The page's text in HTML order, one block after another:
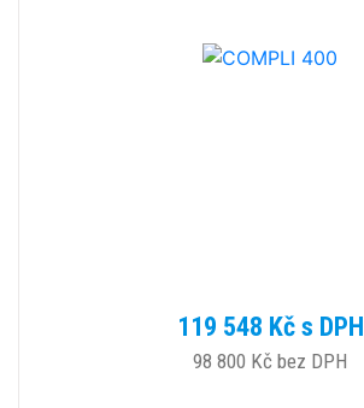
119 548 Kč s DPH
98 800 Kč bez DPH